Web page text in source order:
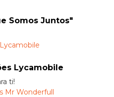
Somos Juntos"
Lycamobile
ti!